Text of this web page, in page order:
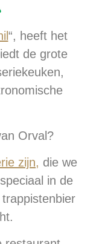
“, heeft het
de grote
Orval?
zijn, die we
in de